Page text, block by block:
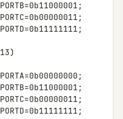
PORTB=0b11000001;
PORTC=0b00000011;
PORTD=0b11111111;
13)
PORTA=0b00000000;
PORTB=0b11000001;
PORTC=0b00000011;
PORTD=0b11111111;